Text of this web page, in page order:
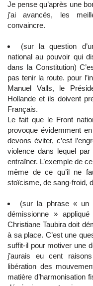
Je pense qu’après une
j’ai avancés, les
convaincre.
(sur la question
national au pouvoir qui
dans la Constitution)
pas tenir la route. pour
Manuel Valls, le
Hollande et ils doivent
Français.
Le fait que le Front
provoque évidemment
devons éviter, c’est
violence dans lequel
entraîner. L’exemple de
même de ce qu’il ne
stoïcisme, de sang-froid,
(sur la phrase « un
démissionne »
Christiane Taubira doit
à sa place. C’est une
suffit-il pour motiver une
j’aurais eu cent
libération des
matière d’harmonisation